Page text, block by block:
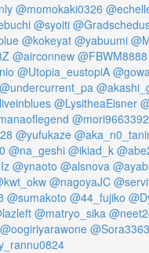
@momokaki0326
@syoiti
@kokeyat @yabuumi
@airconnew @FBWM8888
@Utopia_eustopiA
@undercurrent_pa
@LysitheaEisner
@yufukaze
@na_geshi @ikiad_k
@ynaoto @alsnova
@nagoyaJC
@sumakoto @44_fujiko
@matryo_sika
@oogiriyarawone